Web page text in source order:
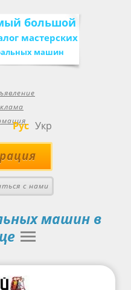
большой
мастерских
машин
Рус Укр
с нами
машин в